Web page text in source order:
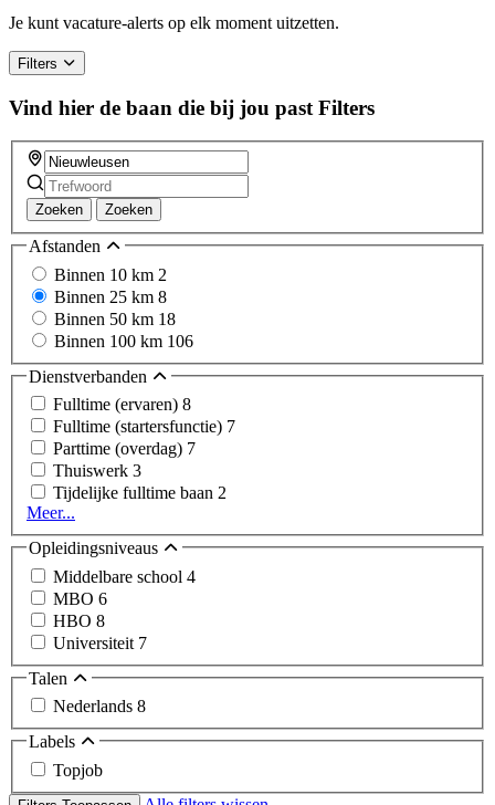
a
ignore
this
field
Je kunt vacature-alerts op elk moment uitzetten.
Filters
Vind hier de baan die bij jou past Filters
Zoeken Zoeken
Afstanden
Binnen 10 km 2
Binnen 25 km 8
Binnen 50 km 18
Binnen 100 km 106
Dienstverbanden
Fulltime (ervaren) 8
Fulltime (startersfunctie) 7
Parttime (overdag) 7
Thuiswerk 3
Tijdelijke fulltime baan 2
Meer...
Opleidingsniveaus
Middelbare school 4
MBO 6
HBO 8
Universiteit 7
Talen
Nederlands 8
Labels
Topjob